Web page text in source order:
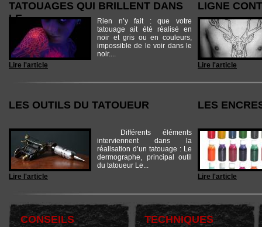
TATOUAGES QUI BRILLENT DANS
LE...
Rien n’y fait : que votre
tatouage ait été réalisé en
noir et gris ou en couleurs,
impossible de le voir dans le
noir....
Lire l'article
LIGNE
Lire l'article
LES OUTILS DU TATOUEUR
Différents éléments
interviennent dans la
réalisation d’un tatouage : Le
dermographe, principal outil
du tatoueur Le...
Lire l'article
LES
Lire l'article
CONSEILS TECHNIQUES